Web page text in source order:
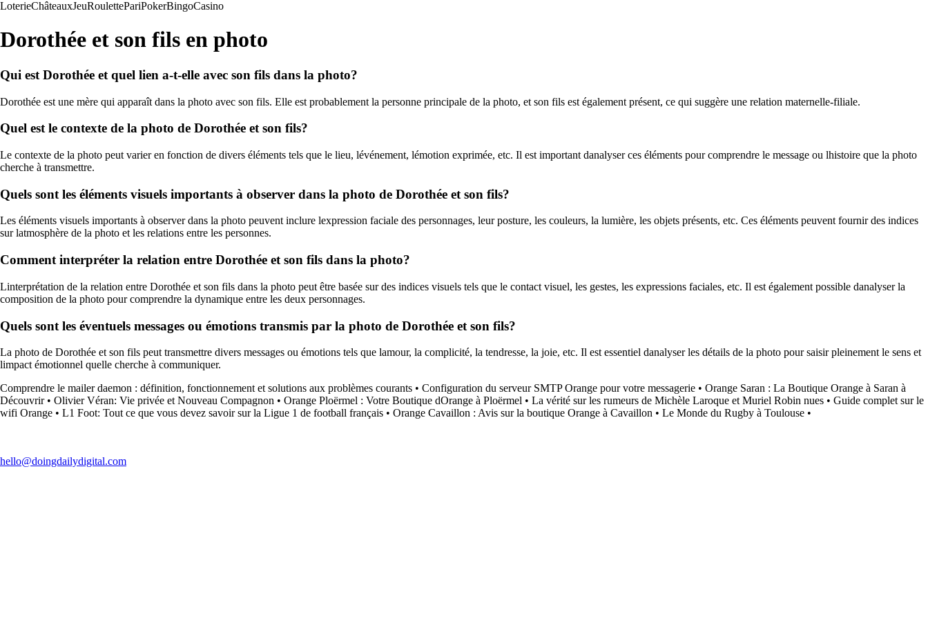
LoterieChâteauxJeuRoulettePariPokerBingoCasino
Dorothée et son fils en photo
Qui est Dorothée et quel lien a-t-elle avec son fils dans la photo?
Dorothée est une mère qui apparaît dans la photo avec son fils. Elle est probablement la personne principale de la photo, et son fils est également présent, ce qui suggère une relation maternelle-filiale.
Quel est le contexte de la photo de Dorothée et son fils?
Le contexte de la photo peut varier en fonction de divers éléments tels que le lieu, lévénement, lémotion exprimée, etc. Il est important danalyser ces éléments pour comprendre le message ou lhistoire que la photo
cherche à transmettre.
Quels sont les éléments visuels importants à observer dans la photo de Dorothée et son fils?
Les éléments visuels importants à observer dans la photo peuvent inclure lexpression faciale des personnages, leur posture, les couleurs, la lumière, les objets présents, etc. Ces éléments peuvent fournir des indices
sur latmosphère de la photo et les relations entre les personnes.
Comment interpréter la relation entre Dorothée et son fils dans la photo?
Linterprétation de la relation entre Dorothée et son fils dans la photo peut être basée sur des indices visuels tels que le contact visuel, les gestes, les expressions faciales, etc. Il est également possible danalyser la
composition de la photo pour comprendre la dynamique entre les deux personnages.
Quels sont les éventuels messages ou émotions transmis par la photo de Dorothée et son fils?
La photo de Dorothée et son fils peut transmettre divers messages ou émotions tels que lamour, la complicité, la tendresse, la joie, etc. Il est essentiel danalyser les détails de la photo pour saisir pleinement le sens et
limpact émotionnel quelle cherche à communiquer.
Comprendre le mailer daemon : définition, fonctionnement et solutions aux problèmes courants • Configuration du serveur SMTP Orange pour votre messagerie • Orange Saran : La Boutique Orange à Saran à
Découvrir• Olivier Véran: Vie privée et Nouveau Compagnon • Orange Ploërmel : Votre Boutique dOrange à Ploërmel • La vérité sur les rumeurs de Michèle Laroque et Muriel Robin nues • Guide complet sur le
wifi Orange • L1 Foot: Tout ce que vous devez savoir sur la Ligue 1 de football français • Orange Cavaillon : Avis sur la boutique Orange à Cavaillon • Le Monde du Rugby à Toulouse •
hello@doingdailydigital.com